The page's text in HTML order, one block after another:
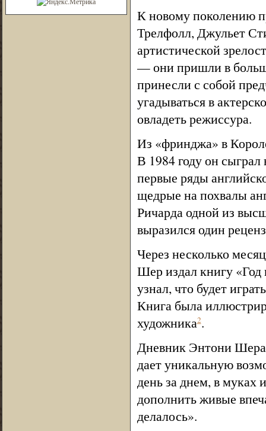
К новому поколению
Трелфолл, Джульет
артистической
— они пришли в
принесли с собой
угадываться в
овладеть режиссура.
Из «фринджа» в
В 1984 году он
первые ряды
щедрые на похвалы
Ричарда одной из
выразился один
Через несколько
Шер издал книгу «Год
узнал, что будет
Книга была
художника2.
Дневник Энтони
дает уникальную
день за днем, в муках
дополнить живые
делалось».